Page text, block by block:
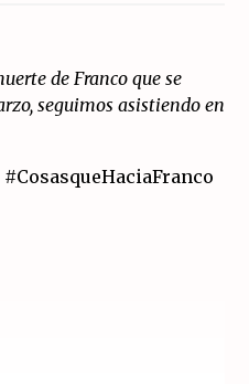
de Franco que se
seguimos asistiendo en